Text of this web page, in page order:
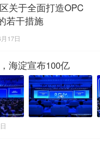
关于全面打造OPC
若干措施
17日
海淀宣布100亿